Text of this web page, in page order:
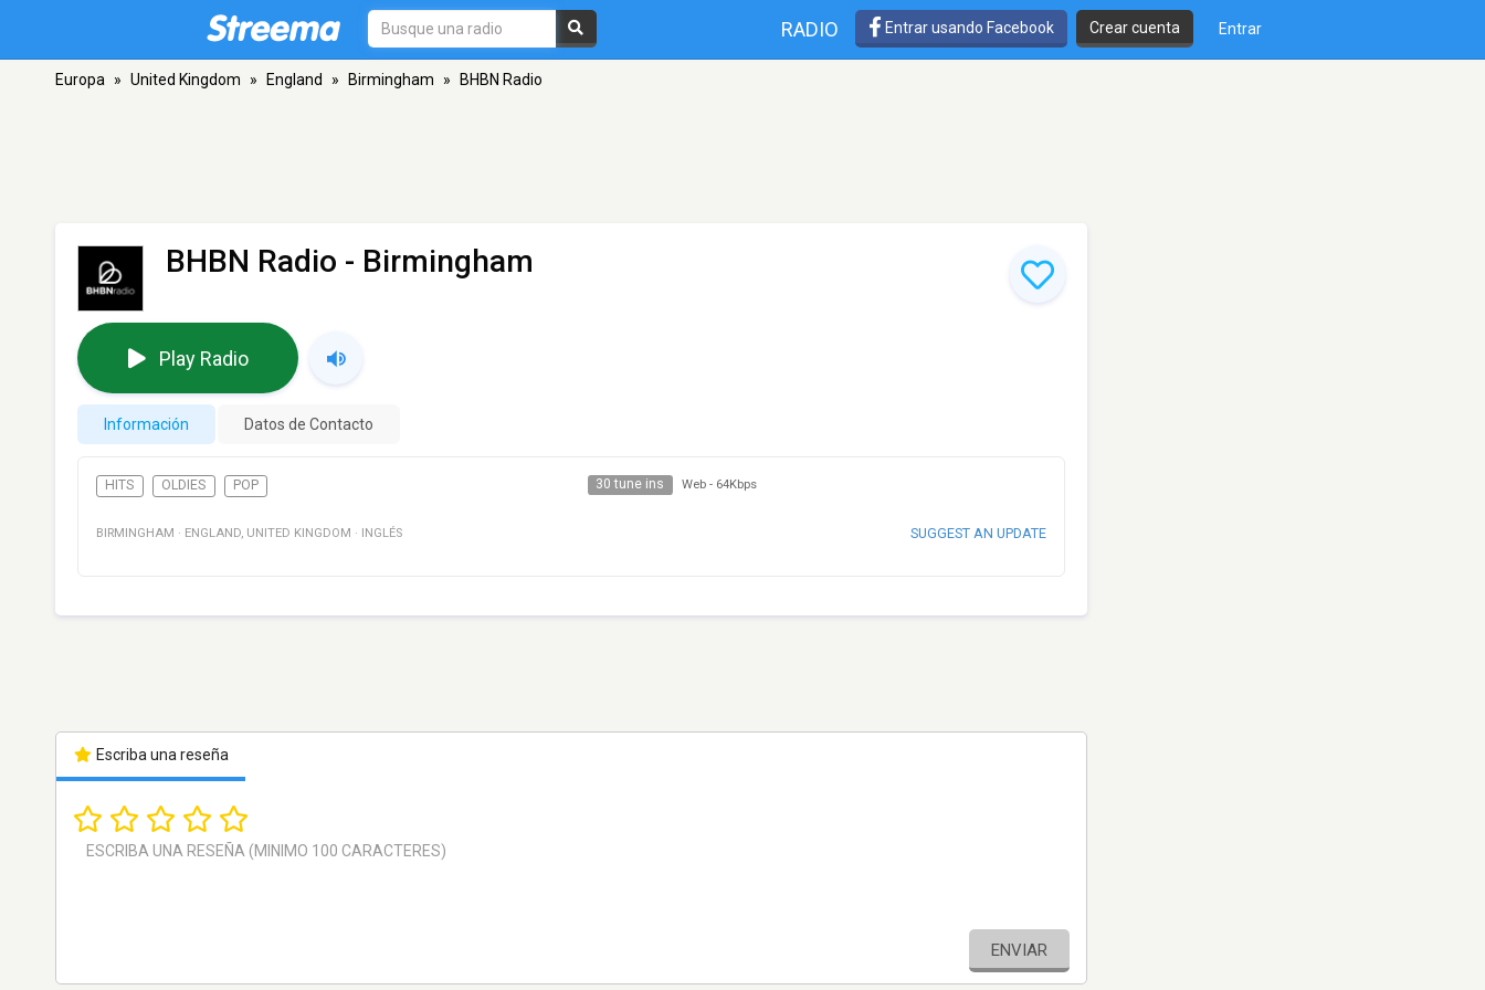
RADIO Entrar usando Facebook Crear cuenta Entrar
Europa » United Kingdom » England » Birmingham » BHBN Radio
BHBN Radio - Birmingham
Play Radio
Información Datos de Contacto
HITS OLDIES POP 30 tune ins Web - 64Kbps
BIRMINGHAM · ENGLAND, UNITED KINGDOM · INGLÉS SUGGEST AN UPDATE
Escriba una reseña
ENVIAR